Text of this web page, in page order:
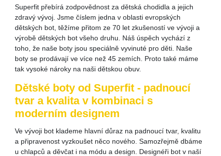
Superfit přebírá zodpovědnost za dětská chodidla a jejich
zdravý vývoj. Jsme číslem jedna v oblasti evropských
dětských bot, těžíme přitom ze 70 let zkušeností ve vývoji a
výrobě dětských bot všeho druhu. Náš úspěch vychází z
toho, že naše boty jsou speciálně vyvinuté pro děti. Naše
boty se prodávají ve více než 45 zemích. Proto také máme
tak vysoké nároky na naši dětskou obuv.
Dětské boty od Superfit - padnoucí
tvar a kvalita v kombinaci s
moderním designem
Ve vývoji bot klademe hlavní důraz na padnoucí tvar, kvalitu
a připravenost vyzkoušet něco nového. Samozřejmě dbáme
u chlapců a děvčat i na módu a design. Designéři bot v naší